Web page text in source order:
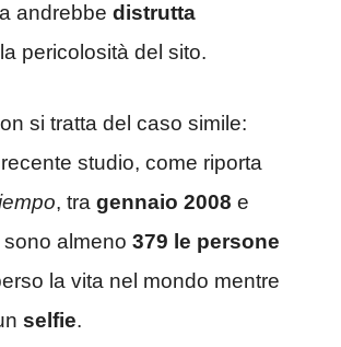
andrebbe distrutta
pericolosità del sito.
si tratta del caso simile:
studio, come riporta
, tra gennaio 2008 e
sono almeno 379 le persone
la vita nel mondo mentre
selfie.